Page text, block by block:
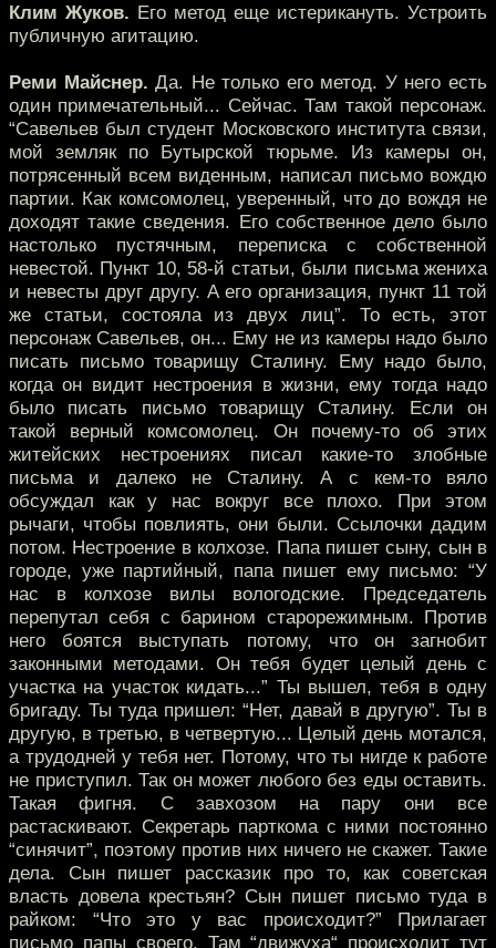
Клим Жуков. Его метод еще истерикануть. Устроить
публичную агитацию.
Реми Майснер. Да. Не только его метод. У него есть
один примечательный... Сейчас. Там такой персонаж.
“Савельев был студент Московского института связи,
мой земляк по Бутырской тюрьме. Из камеры он,
потрясенный всем виденным, написал письмо вождю
партии. Как комсомолец, уверенный, что до вождя не
доходят такие сведения. Его собственное дело было
настолько пустячным, переписка с собственной
невестой. Пункт 10, 58-й статьи, были письма жениха
и невесты друг другу. А его организация, пункт 11 той
же статьи, состояла из двух лиц”. То есть, этот
персонаж Савельев, он... Ему не из камеры надо было
писать письмо товарищу Сталину. Ему надо было,
когда он видит нестроения в жизни, ему тогда надо
было писать письмо товарищу Сталину. Если он
такой верный комсомолец. Он почему-то об этих
житейских нестроениях писал какие-то злобные
письма и далеко не Сталину. А с кем-то вяло
обсуждал как у нас вокруг все плохо. При этом
рычаги, чтобы повлиять, они были. Ссылочки дадим
потом. Нестроение в колхозе. Папа пишет сыну, сын в
городе, уже партийный, папа пишет ему письмо: “У
нас в колхозе вилы вологодские. Председатель
перепутал себя с барином старорежимным. Против
него боятся выступать потому, что он загнобит
законными методами. Он тебя будет целый день с
участка на участок кидать...” Ты вышел, тебя в одну
бригаду. Ты туда пришел: “Нет, давай в другую”. Ты в
другую, в третью, в четвертую... Целый день мотался,
а трудодней у тебя нет. Потому, что ты нигде к работе
не приступил. Так он может любого без еды оставить.
Такая фигня. С завхозом на пару они все
растаскивают. Секретарь парткома с ними постоянно
“синячит”, поэтому против них ничего не скажет. Такие
дела. Сын пишет рассказик про то, как советская
власть довела крестьян? Сын пишет письмо туда в
райком: “Что это у вас происходит?” Прилагает
письмо папы своего. Там “движуха“ происходит тут